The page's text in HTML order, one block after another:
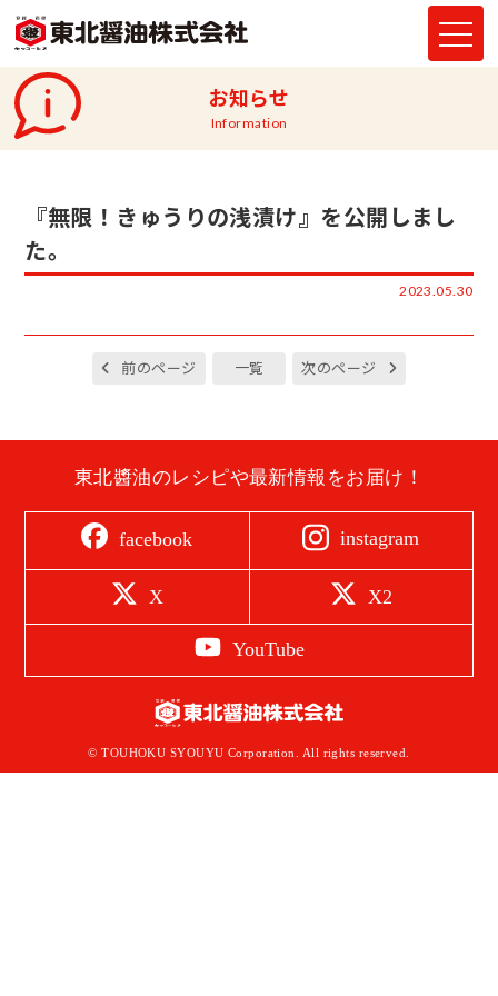
お知らせ
Information
『無限！きゅうりの浅漬け』を公開しまし
た。
2023.05.30
前のページ 一覧 次のページ
東北醬油のレシピや最新情報をお届け！
facebook instagram
X X2
YouTube
© TOUHOKU SYOUYU Corporation. All rights reserved.